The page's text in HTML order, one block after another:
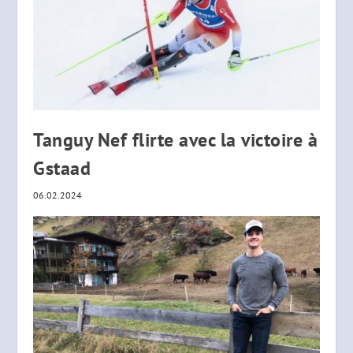
Tanguy Nef flirte avec la victoire à
Gstaad
06.02.2024